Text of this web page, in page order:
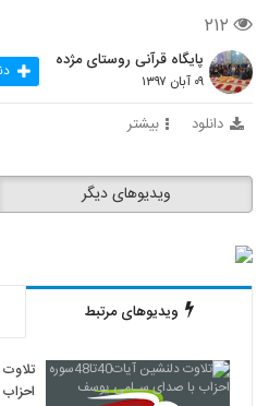
۲۱۲
پایگاه قرآنی روستای مژده
۰۹ آبان ۱۳۹۷
دانلود بیشتر
ویدیوهای دیگر
ویدیوهای مرتبط